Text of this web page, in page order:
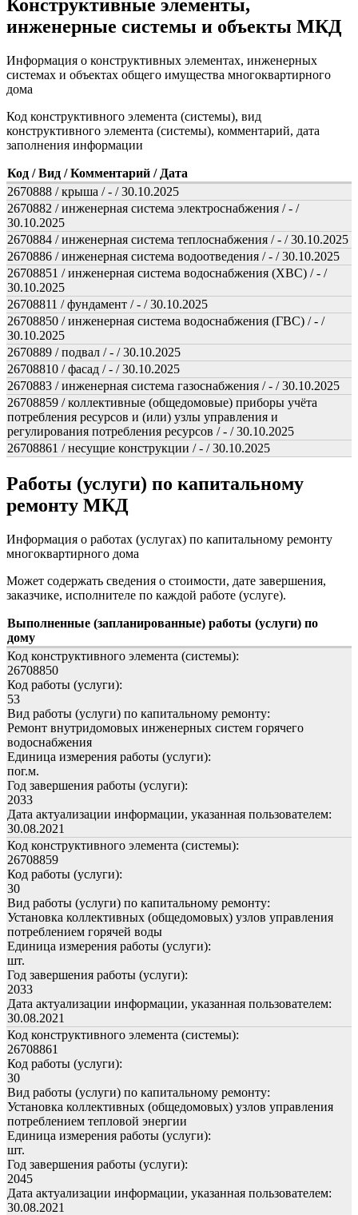
Конструктивные элементы,
инженерные системы и объекты МКД
Информация о конструктивных элементах, инженерных
системах и объектах общего имущества многоквартирного
дома
Код конструктивного элемента (системы), вид
конструктивного элемента (системы), комментарий, дата
заполнения информации
Код / Вид / Комментарий / Дата
2670888 / крыша / - / 30.10.2025
2670882 / инженерная система электроснабжения / - /
30.10.2025
2670884 / инженерная система теплоснабжения / - / 30.10.2025
2670886 / инженерная система водоотведения / - / 30.10.2025
26708851 / инженерная система водоснабжения (ХВС) / - /
30.10.2025
26708811 / фундамент / - / 30.10.2025
26708850 / инженерная система водоснабжения (ГВС) / - /
30.10.2025
2670889 / подвал / - / 30.10.2025
26708810 / фасад / - / 30.10.2025
2670883 / инженерная система газоснабжения / - / 30.10.2025
26708859 / коллективные (общедомовые) приборы учёта
потребления ресурсов и (или) узлы управления и
регулирования потребления ресурсов / - / 30.10.2025
26708861 / несущие конструкции / - / 30.10.2025
Работы (услуги) по капитальному
ремонту МКД
Информация о работах (услугах) по капитальному ремонту
многоквартирного дома
Может содержать сведения о стоимости, дате завершения,
заказчике, исполнителе по каждой работе (услуге).
Выполненные (запланированные) работы (услуги) по
дому
Код конструктивного элемента (системы):
26708850
Код работы (услуги):
53
Вид работы (услуги) по капитальному ремонту:
Ремонт внутридомовых инженерных систем горячего
водоснабжения
Единица измерения работы (услуги):
пог.м.
Год завершения работы (услуги):
2033
Дата актуализации информации, указанная пользователем:
30.08.2021
Код конструктивного элемента (системы):
26708859
Код работы (услуги):
30
Вид работы (услуги) по капитальному ремонту:
Установка коллективных (общедомовых) узлов управления
потреблением горячей воды
Единица измерения работы (услуги):
шт.
Год завершения работы (услуги):
2033
Дата актуализации информации, указанная пользователем:
30.08.2021
Код конструктивного элемента (системы):
26708861
Код работы (услуги):
30
Вид работы (услуги) по капитальному ремонту:
Установка коллективных (общедомовых) узлов управления
потреблением тепловой энергии
Единица измерения работы (услуги):
шт.
Год завершения работы (услуги):
2045
Дата актуализации информации, указанная пользователем:
30.08.2021